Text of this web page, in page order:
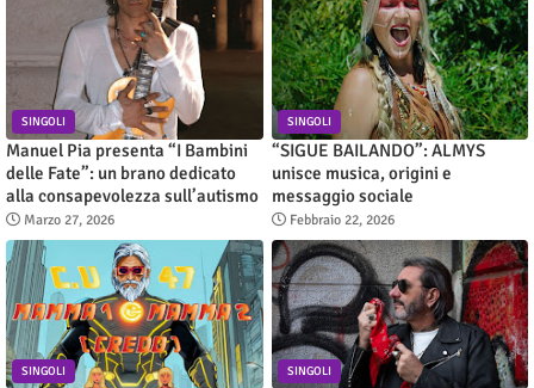
SINGOLI
Manuel Pia presenta “I Bambini
delle Fate”: un brano dedicato
alla consapevolezza sull’autismo
Marzo 27, 2026
SINGOLI
“SIGUE BAILANDO”: ALMYS
unisce musica, origini e
messaggio sociale
Febbraio 22, 2026
SINGOLI SINGOLI